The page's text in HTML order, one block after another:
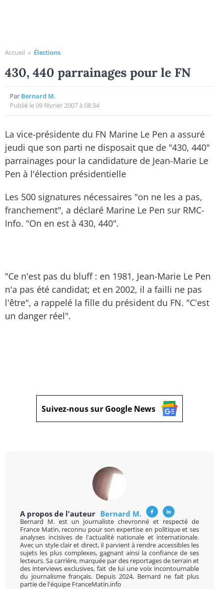
Accueil » Élections
430, 440 parrainages pour le FN
Par Bernard M.
Publié le 09 février 2007 à 08:34
La vice-présidente du FN Marine Le Pen a assuré
jeudi que son parti ne disposait que de "430, 440"
parrainages pour la candidature de Jean-Marie Le
Pen à l'élection présidentielle
Les 500 signatures nécessaires "on ne les a pas,
franchement", a déclaré Marine Le Pen sur RMC-
Info. "On en est à 430, 440".
"Ce n'est pas du bluff : en 1981, Jean-Marie Le Pen
n'a pas été candidat; et en 2002, il a failli ne pas
l'être", a rappelé la fille du président du FN. "C'est
un danger réel".
Suivez-nous sur Google News
A propos de l'auteur Bernard M.
Bernard M. est un journaliste chevronné et respecté de
France Matin, reconnu pour son expertise en politique et ses
analyses incisives de l'actualité nationale et internationale.
Avec un style clair et direct, il parvient à rendre accessibles les
sujets les plus complexes, gagnant ainsi la confiance de ses
lecteurs. Sa carrière, marquée par des reportages de terrain et
des interviews exclusives, fait de lui une voix incontournable
du journalisme français. Depuis 2024, Bernard ne fait plus
partie de l'équipe FranceMatin.info